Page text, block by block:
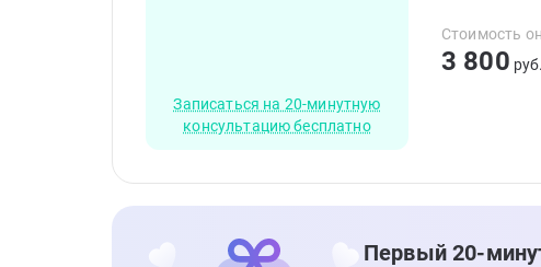
Записаться на 20-минутную
консультацию бесплатно
своей
на решение
телесно-
Стоимость
3 800 руб.
Первый 20-